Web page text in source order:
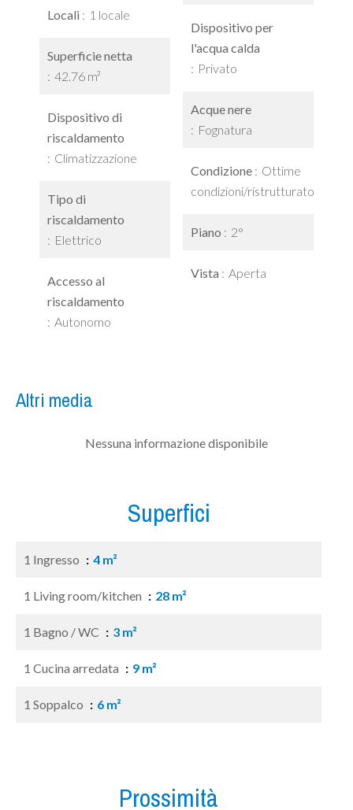
Locali 1 locale
Superficie netta
42.76 m²
Dispositivo di
riscaldamento
Climatizzazione
Tipo di
riscaldamento
Elettrico
Accesso al
riscaldamento
Autonomo
Dispositivo per
l'acqua calda
Privato
Acque nere
Fognatura
Condizione
Ottime
condizioni/ristrutturato
Piano 2°
Vista Aperta
Altri media
Nessuna informazione disponibile
Superfici
1 Ingresso 4 m²
1 Living room/kitchen 28 m²
1 Bagno / WC 3 m²
1 Cucina arredata 9 m²
1 Soppalco 6 m²
Prossimità